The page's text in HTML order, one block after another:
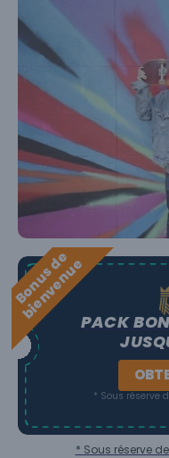
B
o
n
u
s
d
e
b
i
e
n
v
e
n
u
ePACK
* Sous réserve
* Sous réserve